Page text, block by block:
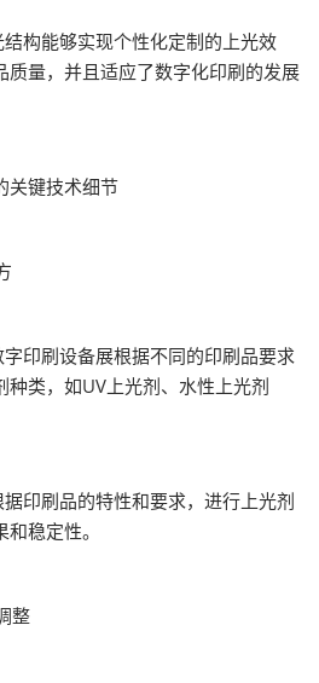
能够实现个性化定制的上光效
质量，并且适应了数字化印刷的发展
键技术细节
刷设备展根据不同的印刷品要求
类，如UV上光剂、水性上光剂
刷品的特性和要求，进行上光剂
稳定性。
整